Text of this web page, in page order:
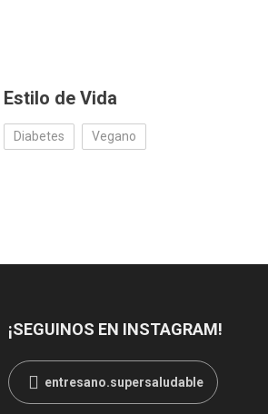
Estilo de Vida
Diabetes Vegano
¡SEGUINOS EN INSTAGRAM!
entresano.supersaludable